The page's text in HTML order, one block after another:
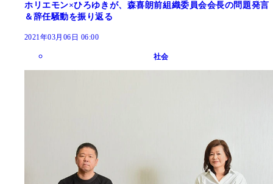
ホリエモン×ひろゆきが、森喜朗前組織委員会会長の問題発言
＆辞任騒動を振り返る
2021年03月06日 06:00
社会